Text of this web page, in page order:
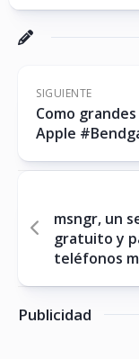
SIGUIENTE
Como
Apple
msngr, un
gratuito y
teléfonos
Publicidad